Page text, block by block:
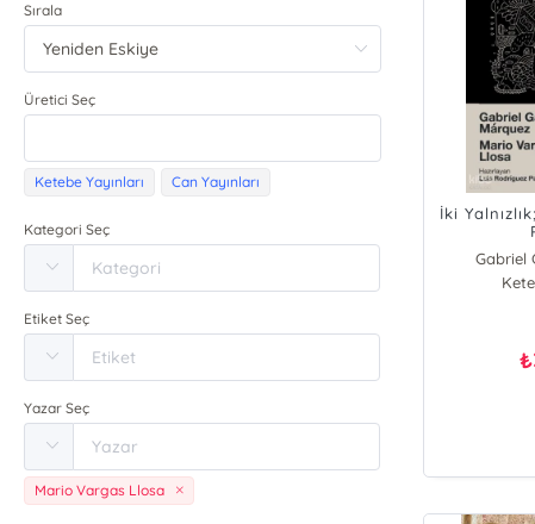
Sırala
Üretici Seç
Ketebe Yayınları Can Yayınları
Kategori Seç
Etiket Seç
Yazar Seç
Mario Vargas Llosa
İki
Gabriel
₺